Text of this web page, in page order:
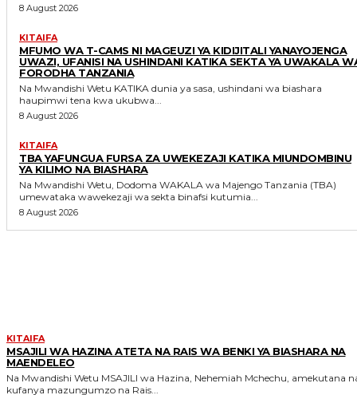
8 August 2026
KITAIFA
MFUMO WA T-CAMS NI MAGEUZI YA KIDIJITALI YANAYOJENGA
UWAZI, UFANISI NA USHINDANI KATIKA SEKTA YA UWAKALA
FORODHA TANZANIA
Na Mwandishi Wetu KATIKA dunia ya sasa, ushindani wa biashara
haupimwi tena kwa ukubwa...
8 August 2026
KITAIFA
TBA YAFUNGUA FURSA ZA UWEKEZAJI KATIKA MIUNDOMBINU
YA KILIMO NA BIASHARA
Na Mwandishi Wetu, Dodoma WAKALA wa Majengo Tanzania (TBA)
umewataka wawekezaji wa sekta binafsi kutumia...
8 August 2026
KITAIFA
MSAJILI WA HAZINA ATETA NA RAIS WA BENKI YA BIASHARA NA
MAENDELEO
Na Mwandishi Wetu MSAJILI wa Hazina, Nehemiah Mchechu, amekutana na
kufanya mazungumzo na Rais...